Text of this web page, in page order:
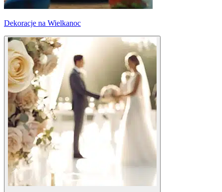
Dekoracje na Wielkanoc